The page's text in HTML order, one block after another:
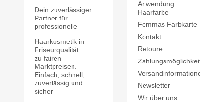
Dein zuverlässiger
Partner für
professionelle
Haarkosmetik in
Friseurqualität
zu fairen
Marktpreisen.
Einfach, schnell,
zuverlässig und
sicher
Anwendung
Haarfarbe
Femmas Farbkarte
Kontakt
Retoure
Newsletter
Wir über uns